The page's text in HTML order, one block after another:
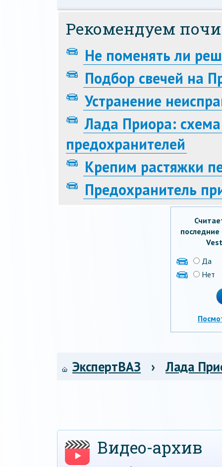
Рекомендуем
Не поменять ли
Подбор свечей на
Устранение
Лада Приора:
предохранителей
Крепим растяжки
Предохранитель
Да
Нет
ЭкспертВАЗ › Лада
Видео-архив